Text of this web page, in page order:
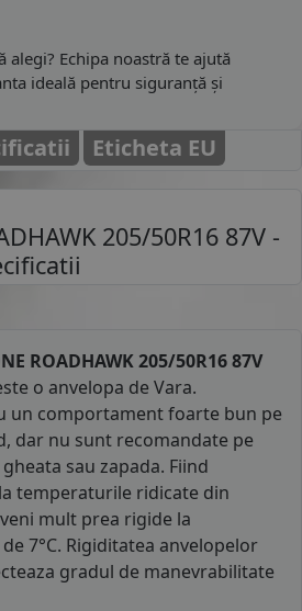
alegi? Echipa noastră te ajută
ideală pentru siguranță și
Eticheta EU
205/50R16 87V -
ROADHAWK 205/50R16 87V
o anvelopa de Vara.
un comportament foarte bun pe
dar nu sunt recomandate pe
sau zapada. Fiind
temperaturile ridicate din
mult prea rigide la
7°C. Rigiditatea anvelopelor
gradul de manevrabilitate